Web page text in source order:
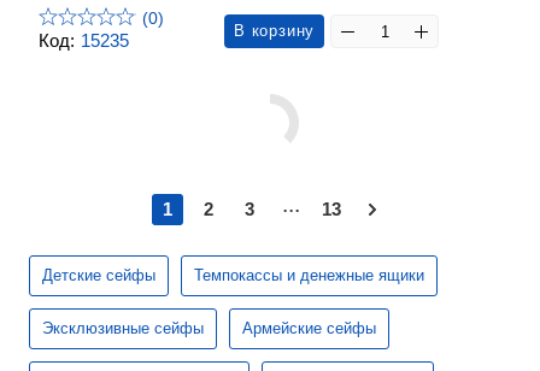
Код: 15235
(0)
В корзину
1 2 3 ... 13
Детские сейфы Темпокассы и денежные ящики
Эксклюзивные сейфы Армейские сейфы